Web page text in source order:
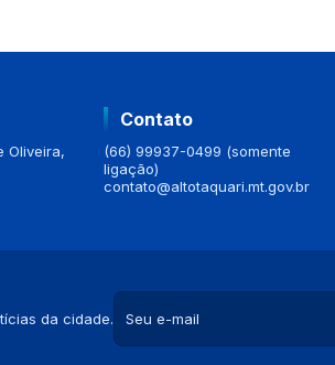
Oliveira,
Contato
(66) 99937-0499 (somente
ligação)
contato@altotaquari.mt.gov.br
da cidade.